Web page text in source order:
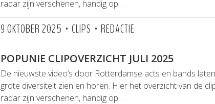
radar zijn verschenen, handig op…
9 OKTOBER 2025 • CLIPS • REDACTIE
POPUNIE CLIPOVERZICHT JULI 2025
De nieuwste video’s door Rotterdamse acts en bands
grote diversiteit zien en horen. Hier het overzicht van de
radar zijn verschenen, handig op…